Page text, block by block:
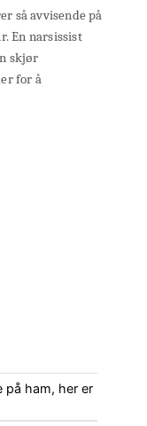
så avvisende på
En narsissist
skjør
for å
på ham, her er